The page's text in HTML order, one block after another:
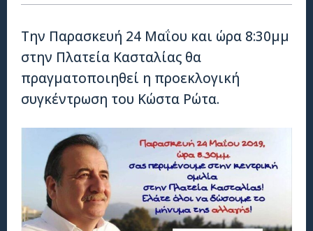
Την Παρασκευή 24 Μαΐου και ώρα 8:30μμ
στην Πλατεία Κασταλίας θα
πραγματοποιηθεί η προεκλογική
συγκέντρωση του Κώστα Ρώτα.